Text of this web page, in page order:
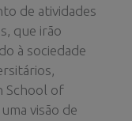
de atividades
que irão
à sociedade
School of
visão de